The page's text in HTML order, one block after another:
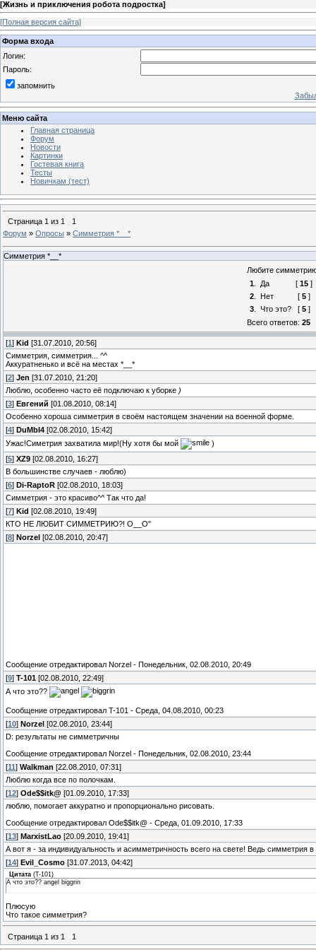
[Жизнь и приключения робота подростка]
[Полная версия сайта]
Форма входа
Логин:
Пароль:
запомнить
Меню сайта
Главная страница
Форум
Новости
Картинки
Гостевая книга
Тесты
Новичкам (тест)
Страница 1 из 1
1
Форум » Опросы » Симметрия *__*
Симметрия *__*
Любите
1
Да [ 15 ]
2
Нет [ 5 ]
3
Что это? [ 5 ]
Всего ответов: 25
[1] Kid [31.07.2010, 20:56]
Симметрия, симметрия... ^^
Аккуратненько и всё на местах *__*
[2] Jen [31.07.2010, 21:20]
Люблю, особенно часто её подключаю к уборке )
[3] Евгений [01.08.2010, 08:14]
Особенно хороша симметрия в своём настоящем значении на военной форме.
[4] DuMbI4 [02.08.2010, 15:42]
Ужас!Симетрия захватила мир!(Ну хотя бы мой
)
[5] XZ9 [02.08.2010, 16:27]
В большинстве случаев - люблю)
[6] Di-RaptoR [02.08.2010, 18:03]
Симметрия - это красиво^^ Так что да!
[7] Kid [02.08.2010, 19:49]
КТО НЕ ЛЮБИТ СИММЕТРИЮ?! О__О"
[8] Norzel [02.08.2010, 20:47]
Сообщение отредактировал Norzel - Понедельник, 02.08.2010, 20:49
[9] T-101 [02.08.2010, 22:49]
А что это??
Сообщение отредактировал T-101 - Среда, 04.08.2010, 00:23
[10] Norzel [02.08.2010, 23:44]
D: результаты не симметричны
Сообщение отредактировал Norzel - Понедельник, 02.08.2010, 23:44
[11] Walkman [22.08.2010, 07:31]
Люблю когда все по полочкам.
[12] Ode$$itk@ [01.09.2010, 17:33]
люблю, помогает аккуратно и пропорционально рисовать.
Сообщение отредактировал Ode$$itk@ - Среда, 01.09.2010, 17:33
[13] MarxistLao [20.09.2010, 19:41]
А вот я - за индивидуальность и асимметричность всего на свете! Ведь симметрия
[14] Evil_Cosmo [31.07.2013, 04:42]
Цитата (T-101 )
А что это?? angel biggrin
Плюсую
Что такое симметрия?
Страница 1 из 1 1